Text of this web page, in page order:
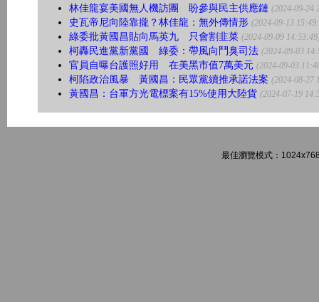
林佳龍宴美國無人機訪團 盼參與民主供應鏈 (2024-09-24
史瓦帝尼向陸靠攏？林佳龍：無外傳情形 (2024-09-13
綠委批黃國昌貼向馬英九 只會割韭菜 (2024-09-09
柯轟民進黨新黨國 綠委：帶風向鬥臭司法 (2024-09-03
官員自曝台護照好用 在美黑市值7萬美元 (2024-09-03
柯陷政治風暴 黃國昌：民眾黨續推承諾法案 (2024-08-27
黃國昌：台軍方光電標案有15%使用大陸貨 (2024-07-19
最佳瀏覽模式：